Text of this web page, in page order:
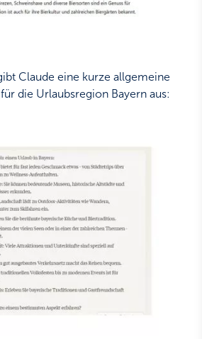
Claude eine kurze allgemeine
die Urlaubsregion Bayern aus: